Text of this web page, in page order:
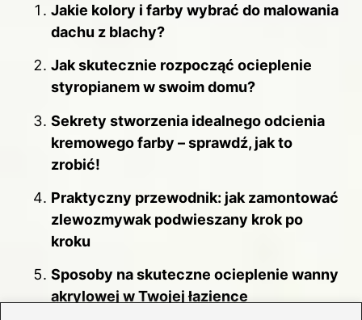
Jakie kolory i farby wybrać do malowania
dachu z blachy?
Jak skutecznie rozpocząć ocieplenie
styropianem w swoim domu?
Sekrety stworzenia idealnego odcienia
kremowego farby – sprawdź, jak to
zrobić!
Praktyczny przewodnik: jak zamontować
zlewozmywak podwieszany krok po
kroku
Sposoby na skuteczne ocieplenie wanny
akrylowej w Twojej łazience